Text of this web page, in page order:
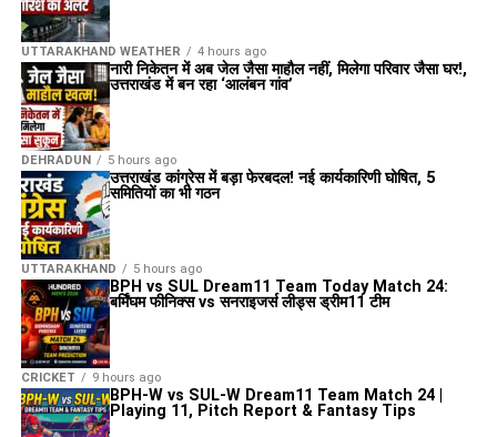
UTTARAKHAND WEATHER 4 hours ago
DEHRADUN 5 hours ago
नारी निकेतन में अब जेल जैसा माहौल नहीं, मिलेगा परिवार जैसा घर!,
उत्तराखंड में बन रहा ‘आलंबन गांव’
UTTARAKHAND 5 hours ago
उत्तराखंड कांग्रेस में बड़ा फेरबदल! नई कार्यकारिणी घोषित, 5
समितियों का भी गठन
CRICKET 9 hours ago
BPH vs SUL Dream11 Team Today Match 24:
बर्मिंघम फीनिक्स vs सनराइजर्स लीड्स ड्रीम11 टीम
BPH-W vs SUL-W Dream11 Team Match 24 |
Playing 11, Pitch Report & Fantasy Tips